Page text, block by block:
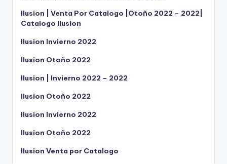
Ilusion | Venta Por Catalogo |Otoño 2022 – 2022|
Catalogo Ilusion
Ilusion Invierno 2022
Ilusion Otoño 2022
Ilusion | Invierno 2022 – 2022
Ilusion Otoño 2022
Ilusion Invierno 2022
Ilusion Otoño 2022
Ilusion Venta por Catalogo